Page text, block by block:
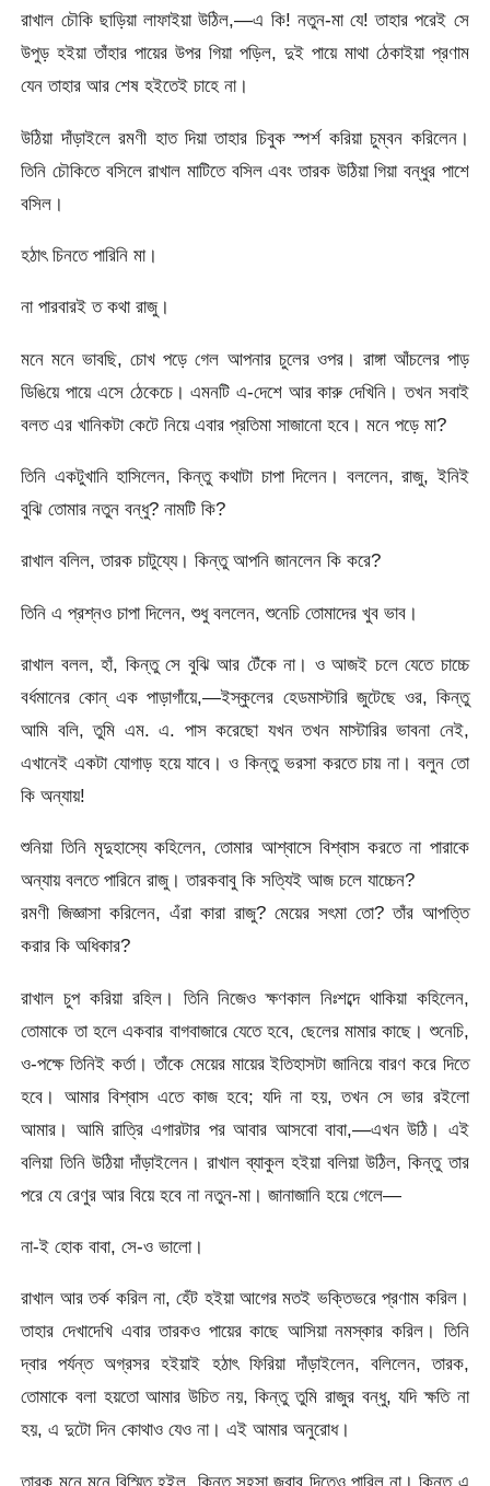
রাখাল চৌকি ছাড়িয়া লাফাইয়া উঠিল,—এ কি! নতুন-মা যে! তাহার পরেই সে
উপুড় হইয়া তাঁহার পায়ের উপর গিয়া পড়িল, দুই পায়ে মাথা ঠেকাইয়া প্রণাম
যেন তাহার আর শেষ হইতেই চাহে না।
উঠিয়া দাঁড়াইলে রমণী হাত দিয়া তাহার চিবুক স্পর্শ করিয়া চুম্বন করিলেন।
তিনি চৌকিতে বসিলে রাখাল মাটিতে বসিল এবং তারক উঠিয়া গিয়া বন্ধুর পাশে
বসিল।
হঠাৎ চিনতে পারিনি মা।
না পারবারই ত কথা রাজু।
মনে মনে ভাবছি, চোখ পড়ে গেল আপনার চুলের ওপর। রাঙ্গা আঁচলের পাড়
ডিঙিয়ে পায়ে এসে ঠেকেচে। এমনটি এ-দেশে আর কারু দেখিনি। তখন সবাই
বলত এর খানিকটা কেটে নিয়ে এবার প্রতিমা সাজানো হবে। মনে পড়ে মা?
তিনি একটুখানি হাসিলেন, কিন্তু কথাটা চাপা দিলেন। বললেন, রাজু, ইনিই
বুঝি তোমার নতুন বন্ধু? নামটি কি?
রাখাল বলিল, তারক চাটুয্যে। কিন্তু আপনি জানলেন কি করে?
তিনি এ প্রশ্নও চাপা দিলেন, শুধু বললেন, শুনেচি তোমাদের খুব ভাব।
রাখাল বলল, হাঁ, কিন্তু সে বুঝি আর টেঁকে না। ও আজই চলে যেতে চাচ্চে
বর্ধমানের কোন্‌ এক পাড়াগাঁয়ে,—ইস্কুলের হেডমাস্টারি জুটেছে ওর, কিন্তু
আমি বলি, তুমি এম. এ. পাস করেছো যখন তখন মাস্টারির ভাবনা নেই,
এখানেই একটা যোগাড় হয়ে যাবে। ও কিন্তু ভরসা করতে চায় না। বলুন তো
কি অন্যায়!
শুনিয়া তিনি মৃদুহাস্যে কহিলেন, তোমার আশ্বাসে বিশ্বাস করতে না পারাকে
অন্যায় বলতে পারিনে রাজু। তারকবাবু কি সত্যিই আজ চলে যাচ্চেন?
রমণী জিজ্ঞাসা করিলেন, এঁরা কারা রাজু? মেয়ের সৎমা তো? তাঁর আপত্তি
করার কি অধিকার?
রাখাল চুপ করিয়া রহিল। তিনি নিজেও ক্ষণকাল নিঃশব্দে থাকিয়া কহিলেন,
তোমাকে তা হলে একবার বাগবাজারে যেতে হবে, ছেলের মামার কাছে। শুনেচি,
ও-পক্ষে তিনিই কর্তা। তাঁকে মেয়ের মায়ের ইতিহাসটা জানিয়ে বারণ করে দিতে
হবে। আমার বিশ্বাস এতে কাজ হবে; যদি না হয়, তখন সে ভার রইলো
আমার। আমি রাত্রি এগারটার পর আবার আসবো বাবা,—এখন উঠি। এই
বলিয়া তিনি উঠিয়া দাঁড়াইলেন। রাখাল ব্যাকুল হইয়া বলিয়া উঠিল, কিন্তু তার
পরে যে রেণুর আর বিয়ে হবে না নতুন-মা। জানাজানি হয়ে গেলে—
না-ই হোক বাবা, সে-ও ভালো।
রাখাল আর তর্ক করিল না, হেঁট হইয়া আগের মতই ভক্তিভরে প্রণাম করিল।
তাহার দেখাদেখি এবার তারকও পায়ের কাছে আসিয়া নমস্কার করিল। তিনি
দ্বার পর্যন্ত অগ্রসর হইয়াই হঠাৎ ফিরিয়া দাঁড়াইলেন, বলিলেন, তারক,
তোমাকে বলা হয়তো আমার উচিত নয়, কিন্তু তুমি রাজুর বন্ধু, যদি ক্ষতি না
হয়, এ দুটো দিন কোথাও যেও না। এই আমার অনুরোধ।
তারক মনে মনে বিস্মিত হইল, কিন্তু সহসা জবাব দিতেও পারিল না। কিন্তু এ